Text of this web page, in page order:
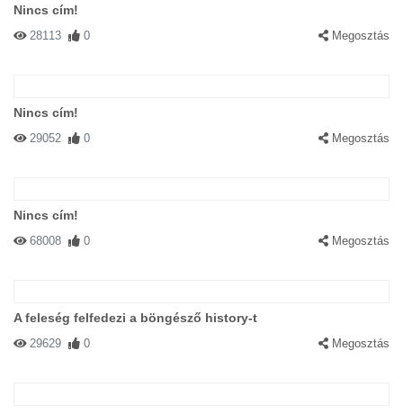
Nincs cím!
28113 0 Megosztás
Nincs cím!
29052 0 Megosztás
Nincs cím!
68008 0 Megosztás
A feleség felfedezi a böngésző history-t
29629 0 Megosztás